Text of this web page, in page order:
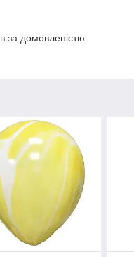
за домовленістю